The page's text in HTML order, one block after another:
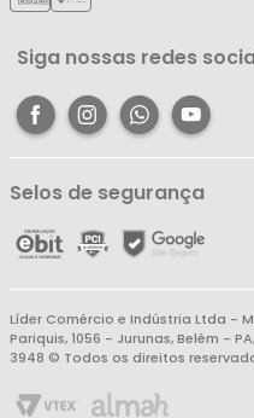
Central de Atendimento
Siga nossas redes
Selos de segurança
Líder Comércio e Indústria Ltda -
Pariquis, 1056 - Jurunas, Belém -
3948 © Todos os direitos